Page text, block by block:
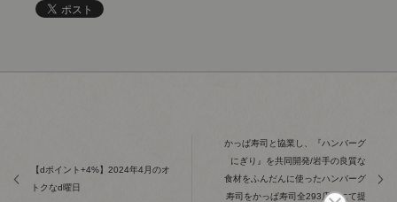
【dポイント+4%】2024年4月のオ
トクなd曜日
かっぱ寿司と協業し、『ハンバーグ
にぎり』を共同開発/岩手の良質な
食材をふんだんに使ったハンバーグ
寿司をかっぱ寿司全293店舗にて提